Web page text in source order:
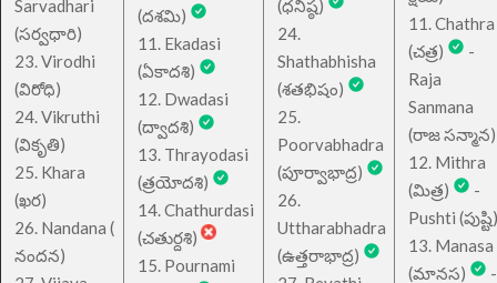
Sarvadhari
(సర్వధారి)
23. Virodhi
(విరోధి)
24. Vikruthi
(వికృతి)
25. Khara
(ఖర)
26. Nandana (
నందన)
(దశమి)
11. Ekadasi
(ఏకాదశి)
12. Dwadasi
(ద్వాదశి)
13. Thrayodasi
(త్రయోదశి)
14. Chathurdasi
(చతుర్దశి)
15. Pournami
(ధనిష్ఠ)
24.
Shathabhisha
(శతభిషం)
25.
Poorvabhadra
(పూర్వాభాద్ర)
26.
Uttharabhadra
(ఉత్తరాభాద్ర)
11. Chathra
(చత్ర)
-
Raja
Sanmana
(రాజ సన్మాన)
12. Mithra
(మిత్ర)
-
Pushti (పుష్టి)
13. Manasa
(మానస)
-